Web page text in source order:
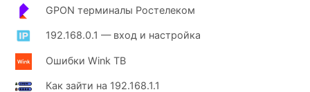
GPON терминалы Ростелеком
192.168.0.1 — вход и настройка
Ошибки Wink ТВ
Как зайти на 192.168.1.1